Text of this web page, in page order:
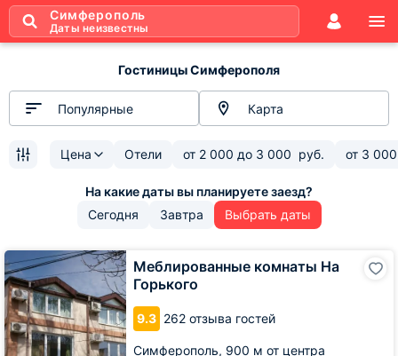
Симферополь
Даты неизвестны
Гостиницы Симферополя
Популярные Карта
Цена Отели от 2 000 до 3 000 руб. от 3 000
Сегодня Завтра Выбрать даты
Меблированные комнаты На
Горького
9.3 262 отзыва гостей
Симферополь, 900 м от центра
Меблированные
комнаты
На
Горького